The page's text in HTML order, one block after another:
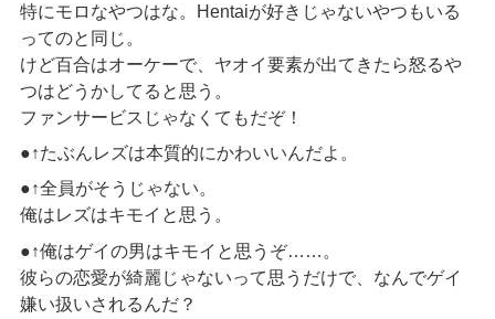
特にモロなやつはな。Hentaiが好きじゃないやつもいる
ってのと同じ。
けど百合はオーケーで、ヤオイ要素が出てきたら怒るや
つはどうかしてると思う。
ファンサービスじゃなくてもだぞ！
●↑たぶんレズは本質的にかわいいんだよ。
●↑全員がそうじゃない。
俺はレズはキモイと思う。
●↑俺はゲイの男はキモイと思うぞ……。
彼らの恋愛が綺麗じゃないって思うだけで、なんでゲイ
嫌い扱いされるんだ？